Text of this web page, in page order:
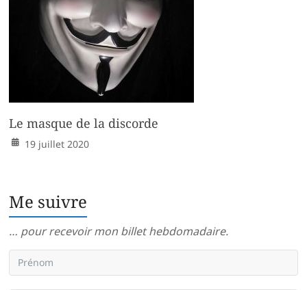
Le masque de la discorde
19 juillet 2020
Me suivre
… pour recevoir mon billet hebdomadaire.